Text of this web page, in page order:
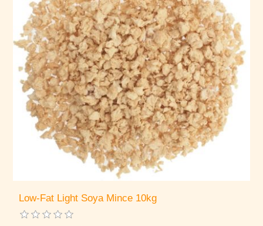
Low-Fat Light Soya Mince 10kg